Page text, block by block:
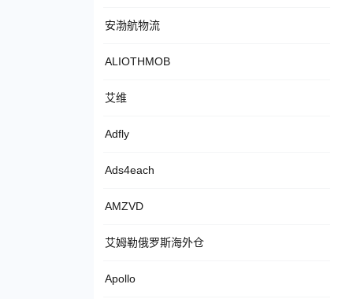
安渤航物流
ALIOTHMOB
艾维
Adfly
Ads4each
AMZVD
艾姆勒俄罗斯海外仓
Apollo